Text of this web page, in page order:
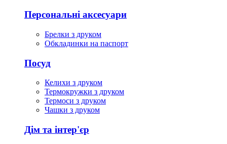
Персональні аксесуари
Брелки з друком
Обкладинки на паспорт
Посуд
Келихи з друком
Термокружки з друком
Термоси з друком
Чашки з друком
Дім та інтер'єр